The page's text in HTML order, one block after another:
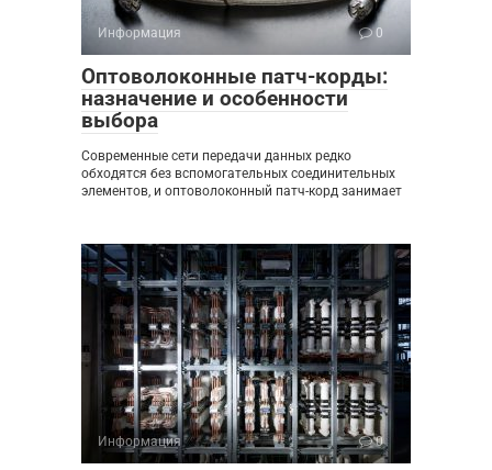
Информация 0
Оптоволоконные патч-корды:
назначение и особенности
выбора
Современные сети передачи данных редко
обходятся без вспомогательных соединительных
элементов, и оптоволоконный патч-корд занимает
Информация 0